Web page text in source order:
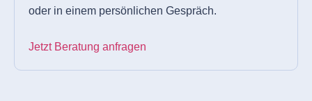
oder in einem persönlichen Gespräch.
Jetzt Beratung anfragen